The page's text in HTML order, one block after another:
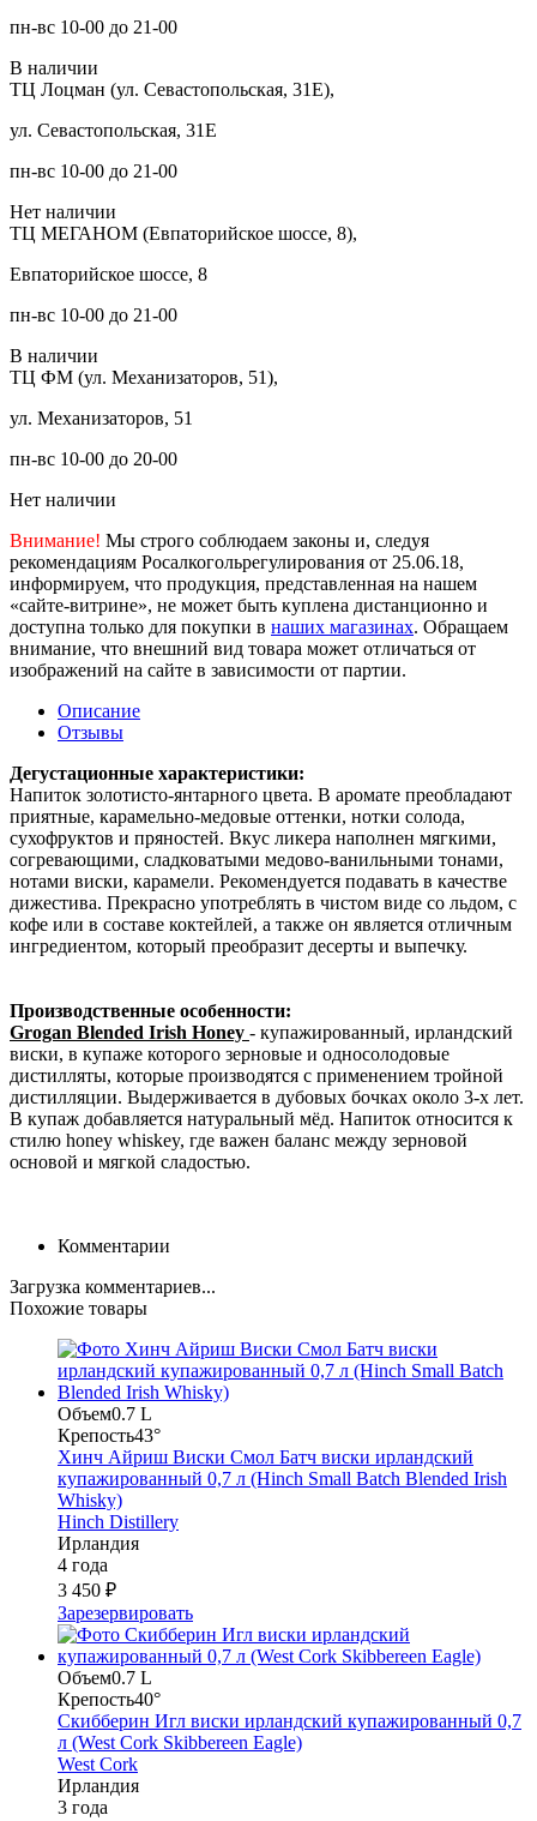
пн-вс 10-00 до 21-00
В наличии
ТЦ Лоцман (ул. Севастопольская, 31Е),
ул. Севастопольская, 31Е
пн-вс 10-00 до 21-00
Нет наличии
ТЦ МЕГАНОМ (Евпаторийское шоссе, 8),
Евпаторийское шоссе, 8
пн-вс 10-00 до 21-00
В наличии
ТЦ ФМ (ул. Механизаторов, 51),
ул. Механизаторов, 51
пн-вс 10-00 до 20-00
Нет наличии
Внимание! Мы строго соблюдаем законы и, следуя
рекомендациям Росалкогольрегулирования от 25.06.18,
информируем, что продукция, представленная на нашем
«сайте-витрине», не может быть куплена дистанционно и
доступна только для покупки в наших магазинах. Обращаем
внимание, что внешний вид товара может отличаться от
изображений на сайте в зависимости от партии.
Описание
Отзывы
Дегустационные характеристики:
Напиток золотисто-янтарного цвета. В аромате преобладают
приятные, карамельно-медовые оттенки, нотки солода,
сухофруктов и пряностей. Вкус ликера наполнен мягкими,
согревающими, сладковатыми медово-ванильными тонами,
нотами виски, карамели. Рекомендуется подавать в качестве
дижестива. Прекрасно употреблять в чистом виде со льдом, с
кофе или в составе коктейлей, а также он является отличным
ингредиентом, который преобразит десерты и выпечку.
Производственные особенности:
Grogan Blended Irish Honey - купажированный, ирландский
виски, в купаже которого зерновые и односолодовые
дистилляты, которые производятся с применением тройной
дистилляции. Выдерживается в дубовых бочках около 3-х лет.
В купаж добавляется натуральный мёд. Напиток относится к
стилю honey whiskey, где важен баланс между зерновой
основой и мягкой сладостью.
Комментарии
Загрузка комментариев...
Похожие товары
Объем0.7 L
Крепость43°
Хинч Айриш Виски Смол Батч виски ирландский
купажированный 0,7 л (Hinch Small Batch Blended Irish
Whisky)
Hinch Distillery
Ирландия
4 года
3 450 ₽
Зарезервировать
Объем0.7 L
Крепость40°
Скибберин Игл виски ирландский купажированный 0,7
л (West Cork Skibbereen Eagle)
West Cork
Ирландия
3 года